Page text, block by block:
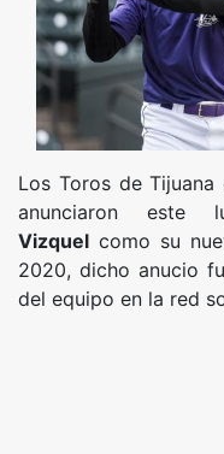
Los Toros de
anunciaron este
Vizquel como su
2020, dicho anucio
del equipo en la red